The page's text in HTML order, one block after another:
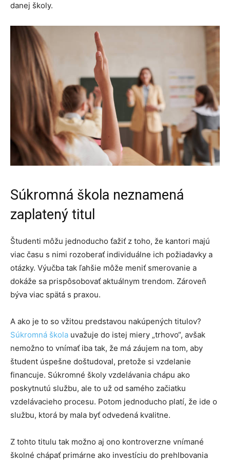
danej školy.
Súkromná škola neznamená
zaplatený titul
Študenti môžu jednoducho ťažiť z toho, že kantori majú
viac času s nimi rozoberať individuálne ich požiadavky a
otázky. Výučba tak ľahšie môže meniť smerovanie a
dokáže sa prispôsobovať aktuálnym trendom. Zároveň
býva viac spätá s praxou.
A ako je to so vžitou predstavou nakúpených titulov?
Súkromná škola uvažuje do istej miery „trhovo“, avšak
nemožno to vnímať iba tak, že má záujem na tom, aby
študent úspešne doštudoval, pretože si vzdelanie
financuje. Súkromné ​​školy vzdelávania chápu ako
poskytnutú službu, ale to už od samého začiatku
vzdelávacieho procesu. Potom jednoducho platí, že ide o
službu, ktorá by mala byť odvedená kvalitne.
Z tohto titulu tak možno aj ono kontroverzne vnímané
školné chápať primárne ako investíciu do prehlbovania